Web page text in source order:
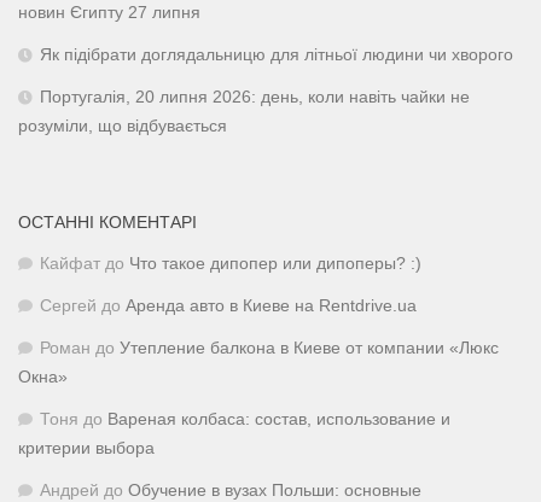
новин Єгипту 27 липня
Як підібрати доглядальницю для літньої людини чи хворого
Португалія, 20 липня 2026: день, коли навіть чайки не
розуміли, що відбувається
ОСТАННІ КОМЕНТАРІ
Кайфат до Что такое дипопер или дипоперы? :)
Сергей до Аренда авто в Киеве на Rentdrive.ua
Роман до Утепление балкона в Киеве от компании «Люкс
Окна»
Тоня до Вареная колбаса: состав, использование и
критерии выбора
Андрей до Обучение в вузах Польши: основные